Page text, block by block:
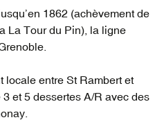
1862 (achèvement de
La Tour du Pin), la ligne
locale entre St Rambert et
et 5 dessertes A/R avec des